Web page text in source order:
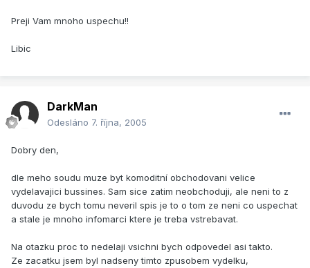
Preji Vam mnoho uspechu!!
Libic
DarkMan
Odesláno 7. října, 2005
Dobry den,
dle meho soudu muze byt komoditní obchodovani velice
vydelavajici bussines. Sam sice zatim neobchoduji, ale neni to z
duvodu ze bych tomu neveril spis je to o tom ze neni co uspechat
a stale je mnoho infomarci ktere je treba vstrebavat.
Na otazku proc to nedelaji vsichni bych odpovedel asi takto.
Ze zacatku jsem byl nadseny timto zpusobem vydelku,